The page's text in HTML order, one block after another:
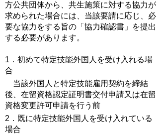
方公共団体から、共生施策に対する協力が
求められた場合には、当該要請に応じ、必
要な協力をする旨の「協力確認書」を提出
する必要があります。
1．初めて特定技能外国人を受け入れる場
合
当該外国人と特定技能雇用契約を締結
後、在留資格認定証明書交付申請又は在留
資格変更許可申請を行う前
2．既に特定技能外国人を受け入れている
場合